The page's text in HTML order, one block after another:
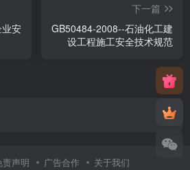
安
下一篇
GB50484-2008--石油化工建
设工程施工安全技术规范
责声明 广告合作 关于我们